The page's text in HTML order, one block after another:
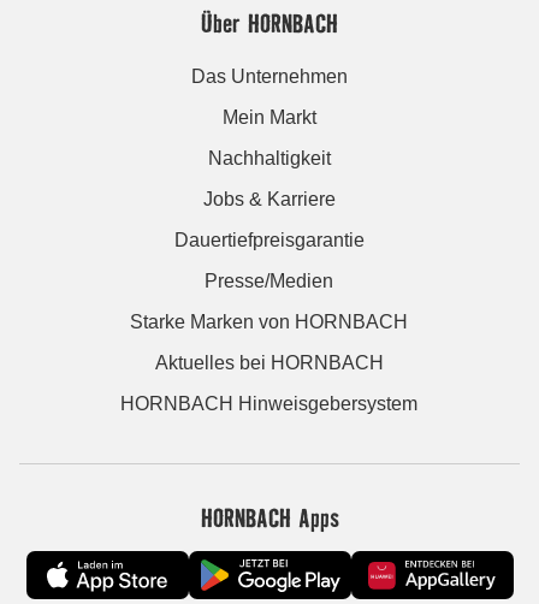
Über HORNBACH
Das Unternehmen
Mein Markt
Nachhaltigkeit
Jobs & Karriere
Dauertiefpreisgarantie
Presse/Medien
Starke Marken von HORNBACH
Aktuelles bei HORNBACH
HORNBACH Hinweisgebersystem
HORNBACH Apps